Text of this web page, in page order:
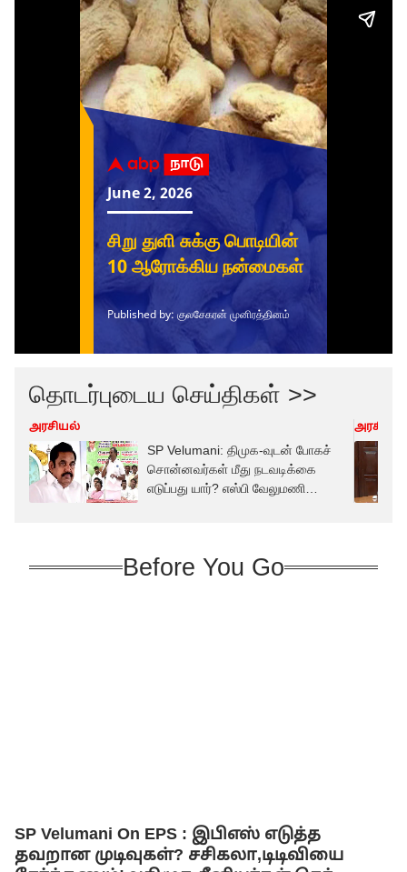
தொடர்புடைய செய்திகள் >>
அரசியல்
SP Velumani: திமுக-வுடன் போகச்
சொன்னவர்கள் மீது நடவடிக்கை
எடுப்பது யார்? எஸ்பி வேலுமணி
அரசியல்
Before You Go
SP Velumani On EPS : இபிஎஸ் எடுத்த
தவறான முடிவுகள்? சசிகலா,டிடிவியை